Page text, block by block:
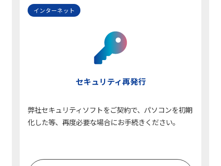
インターネット
セキュリティ再発行
弊社セキュリティソフトをご契約で、パソコンを初期
化した等、再度必要な場合にお手続きください。